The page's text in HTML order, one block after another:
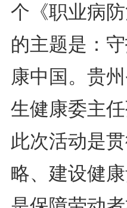
个《职业病
的主题是：
康中国。贵
生健康委主
此次活动是
略、建设健